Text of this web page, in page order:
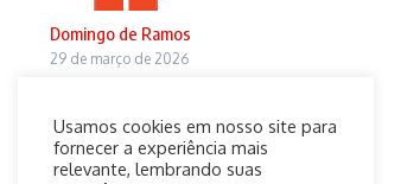
Domingo de Ramos
29 de março de 2026
Usamos cookies em nosso site para
fornecer a experiência mais
relevante, lembrando suas